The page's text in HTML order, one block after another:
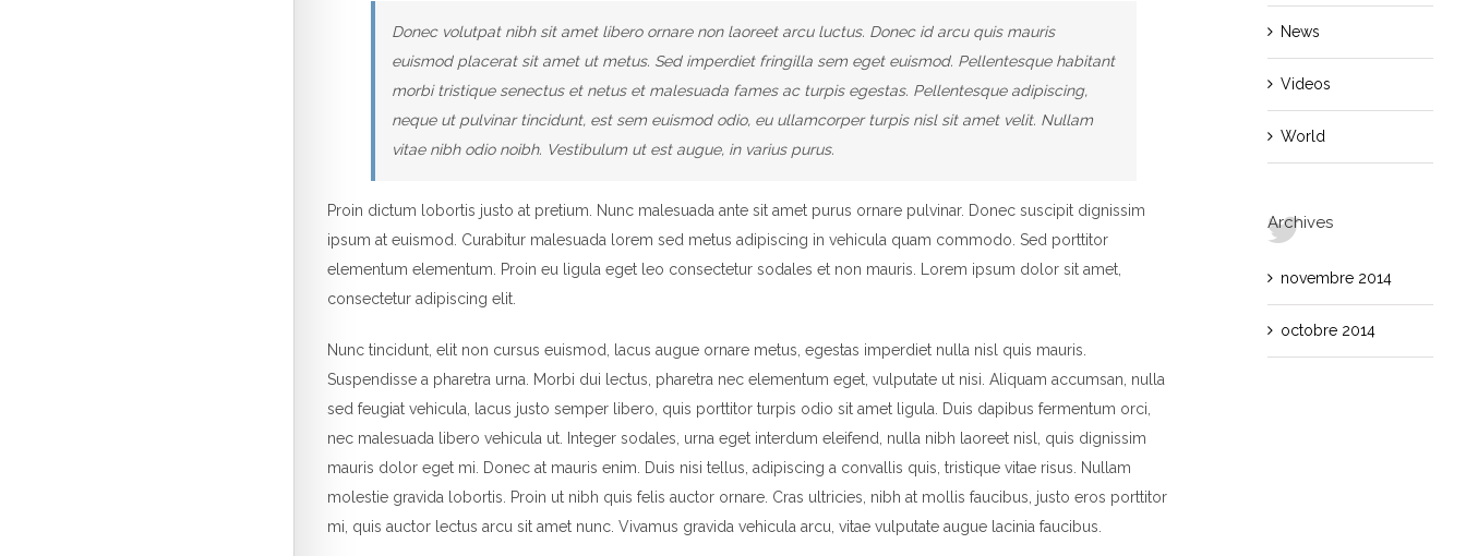
Donec volutpat nibh sit amet libero ornare non laoreet arcu luctus. Donec id arcu quis mauris
euismod placerat sit amet ut metus. Sed imperdiet fringilla sem eget euismod. Pellentesque habitant
morbi tristique senectus et netus et malesuada fames ac turpis egestas. Pellentesque adipiscing,
neque ut pulvinar tincidunt, est sem euismod odio, eu ullamcorper turpis nisl sit amet velit. Nullam
vitae nibh odio noibh. Vestibulum ut est augue, in varius purus.
Proin dictum lobortis justo at pretium. Nunc malesuada ante sit amet purus ornare pulvinar. Donec suscipit dignissim
ipsum at euismod. Curabitur malesuada lorem sed metus adipiscing in vehicula quam commodo. Sed porttitor
elementum elementum. Proin eu ligula eget leo consectetur sodales et non mauris. Lorem ipsum dolor sit amet,
consectetur adipiscing elit.
Nunc tincidunt, elit non cursus euismod, lacus augue ornare metus, egestas imperdiet nulla nisl quis mauris.
Suspendisse a pharetra urna. Morbi dui lectus, pharetra nec elementum eget, vulputate ut nisi. Aliquam accumsan, nulla
sed feugiat vehicula, lacus justo semper libero, quis porttitor turpis odio sit amet ligula. Duis dapibus fermentum orci,
nec malesuada libero vehicula ut. Integer sodales, urna eget interdum eleifend, nulla nibh laoreet nisl, quis dignissim
mauris dolor eget mi. Donec at mauris enim. Duis nisi tellus, adipiscing a convallis quis, tristique vitae risus. Nullam
molestie gravida lobortis. Proin ut nibh quis felis auctor ornare. Cras ultricies, nibh at mollis faucibus, justo eros porttitor
mi, quis auctor lectus arcu sit amet nunc. Vivamus gravida vehicula arcu, vitae vulputate augue lacinia faucibus.
News
Videos
World
Archives
novembre 2014
octobre 2014